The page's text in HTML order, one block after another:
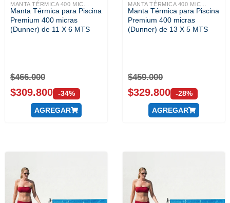
MANTA TÉRMICA 400 MIC...
Manta Térmica para Piscina
Premium 400 micras
(Dunner) de 11 X 6 MTS
$466.000
$309.800 -34%
AGREGAR
MANTA TÉRMICA 400 MIC...
Manta Térmica para Piscina
Premium 400 micras
(Dunner) de 13 X 5 MTS
$459.000
$329.800 -28%
AGREGAR